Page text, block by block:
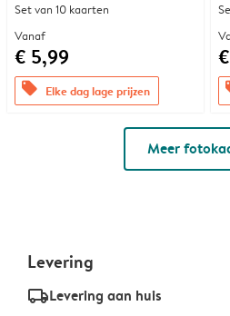
Set van 10 kaarten
Vanaf
€ 5,99
offers Elke dag lage prijzen
Meer
Levering
delivery_standard_v2Levering aan huis